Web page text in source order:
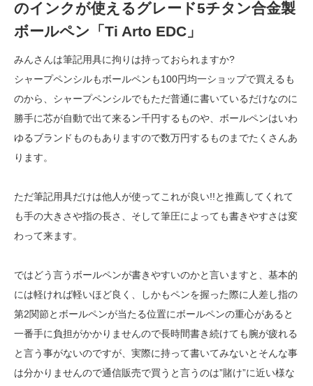
のインクが使えるグレード5チタン合金製
ボールペン「Ti Arto EDC」
みんさんは筆記用具に拘りは持っておられますか?
シャープペンシルもボールペンも100円均一ショップで買えるも
のから、シャープペンシルでもただ普通に書いているだけなのに
勝手に芯が自動で出て来るン千円するものや、ボールペンはいわ
ゆるブランドものもありますので数万円するものまでたくさんあ
ります。
ただ筆記用具だけは他人が使ってこれが良い!!と推薦してくれて
も手の大きさや指の長さ、そして筆圧によっても書きやすさは変
わって来ます。
ではどう言うボールペンが書きやすいのかと言いますと、基本的
には軽ければ軽いほど良く、しかもペンを握った際に人差し指の
第2関節とボールペンが当たる位置にボールペンの重心があると
一番手に負担がかかりませんので長時間書き続けても腕が疲れる
と言う事がないのですが、実際に持って書いてみないとそんな事
は分かりませんので通信販売で買うと言うのは”賭け”に近い様な